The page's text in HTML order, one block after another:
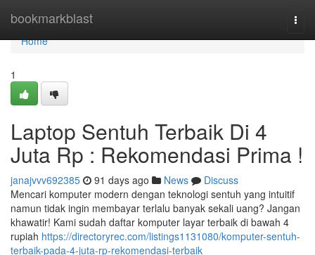
bookmarkblast
Home
Home
1
Laptop Sentuh Terbaik Di 4
Juta Rp : Rekomendasi Prima !
janajvvv692385 91 days ago News
Discuss
Mencari komputer modern dengan teknologi sentuh yang intuitif
namun tidak ingin membayar terlalu banyak sekali uang? Jangan
khawatir! Kami sudah daftar komputer layar terbaik di bawah 4
rupiah https://directoryrec.com/listings1131080/komputer-sentuh-
terbaik-pada-4-juta-rp-rekomendasi-terbaik